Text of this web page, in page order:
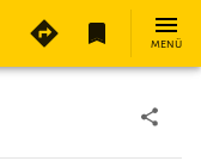
MENÜ